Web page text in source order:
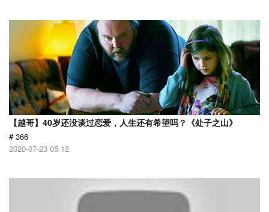
【越哥】40岁还没谈过恋爱，人生还有希望吗？《处子之山》
# 366
2020-07-23 05:12